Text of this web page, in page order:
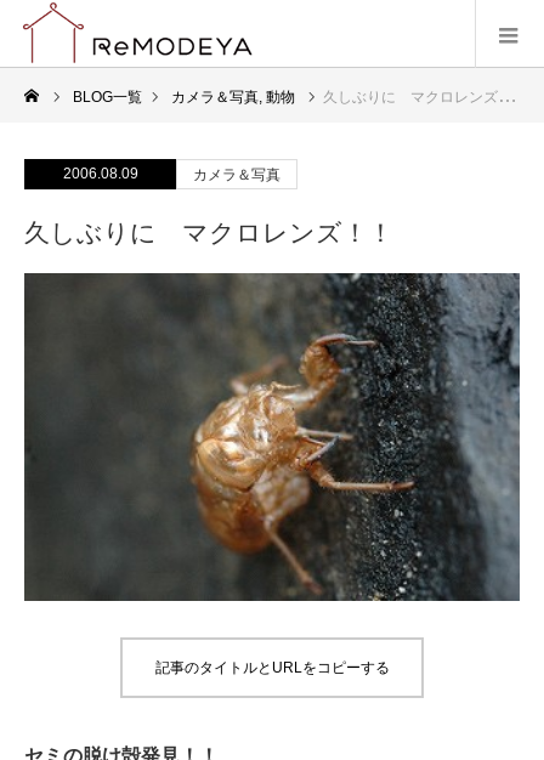
BLOG一覧 カメラ＆写真, 動物 久しぶりに マクロレンズ！！
2006.08.09 カメラ＆写真
久しぶりに マクロレンズ！！
記事のタイトルとURLをコピーする